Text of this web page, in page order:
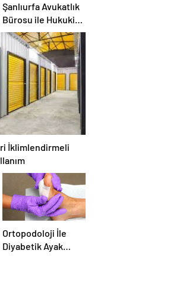
Şanlıurfa Avukatlık
Bürosu ile Hukuki
Süreci Doğru
Yönetin
İklimlendirmeli
Ortopodoloji İle
Diyabetik Ayak